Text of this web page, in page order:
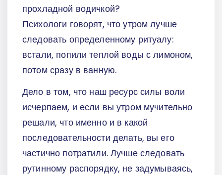
прохладной водичкой?
Психологи говорят, что утром лучше
следовать определенному ритуалу:
встали, попили теплой воды с лимоном,
потом сразу в ванную.
Дело в том, что наш ресурс силы воли
исчерпаем, и если вы утром мучительно
решали, что именно и в какой
последовательности делать, вы его
частично потратили. Лучше следовать
рутинному распорядку, не задумываясь,